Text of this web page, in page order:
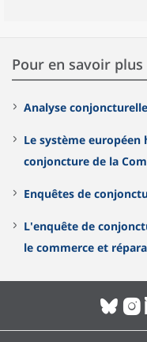
Pour en savoir plus
Analyse
Le système européen
conjoncture de la
Enquêtes de
L'enquête de
le commerce et